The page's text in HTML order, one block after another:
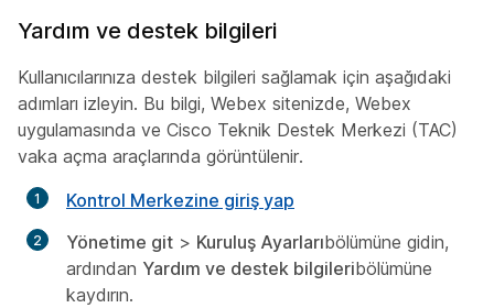
Yardım ve destek bilgileri
Kullanıcılarınıza destek bilgileri sağlamak için aşağıdaki
adımları izleyin. Bu bilgi, Webex sitenizde, Webex
uygulamasında ve Cisco Teknik Destek Merkezi (TAC)
vaka açma araçlarında görüntülenir.
Kontrol Merkezine giriş yap
Yönetime git > Kuruluş Ayarlarıbölümüne gidin,
ardından Yardım ve destek bilgileribölümüne
kaydırın.